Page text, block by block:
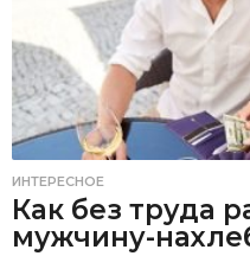
ИНТЕРЕСНОЕ
Как без труда
мужчину-